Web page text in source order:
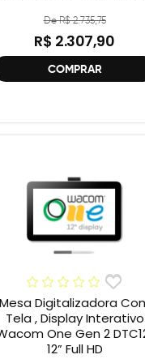
De R$ 2.735,75
R$ 2.307,90
COMPRAR
Mesa Digitalizadora
Tela , Display Interativo
One Gen 2
12” Full HD